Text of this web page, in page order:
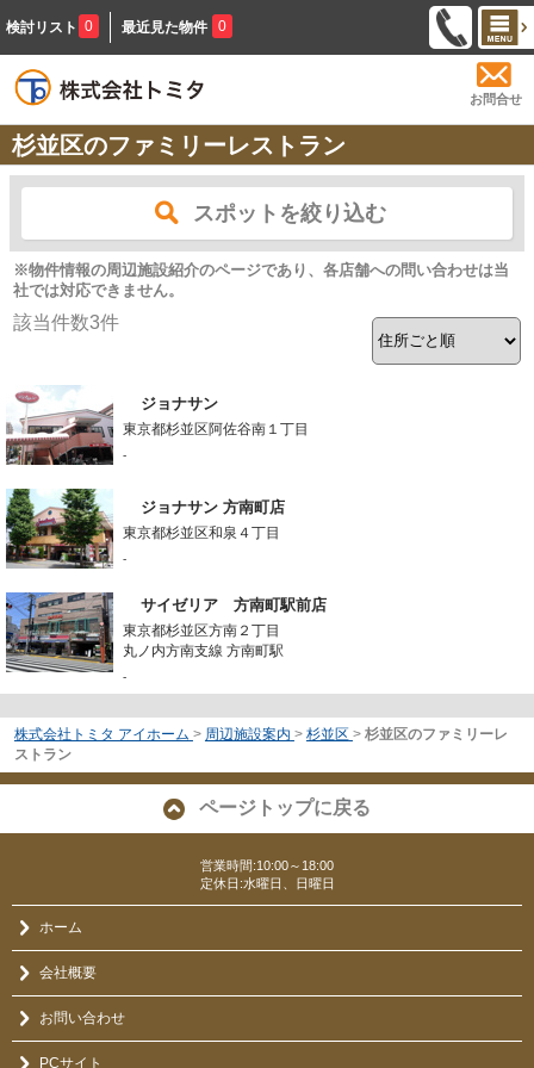
検討リスト 0 最近見た物件 0
お問合せ
杉並区のファミリーレストラン
スポットを絞り込む
※物件情報の周辺施設紹介のページであり、各店舗への問い合わせは当
社では対応できません。
該当件数3件
ジョナサン
東京都杉並区阿佐谷南１丁目
-
ジョナサン 方南町店
東京都杉並区和泉４丁目
-
サイゼリア 方南町駅前店
東京都杉並区方南２丁目
丸ノ内方南支線 方南町駅
-
株式会社トミタ アイホーム > 周辺施設案内 > 杉並区 > 杉並区のファミリーレ
ストラン
ページトップに戻る
営業時間:10:00～18:00
定休日:水曜日、日曜日
ホーム
会社概要
お問い合わせ
PCサイト